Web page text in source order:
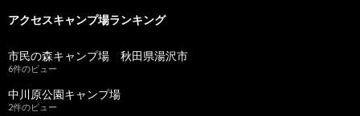
アクセスキャンプ場ランキング
市民の森キャンプ場 秋田県湯沢市
6件のビュー
中川原公園キャンプ場
2件のビュー